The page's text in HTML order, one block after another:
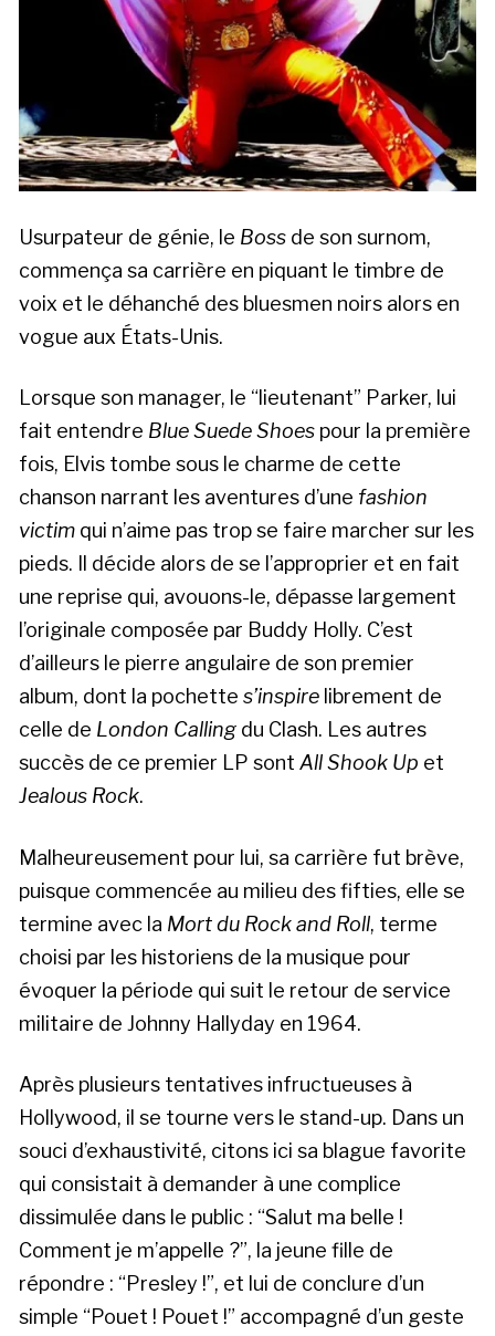
Usurpateur de génie, le Boss de son surnom,
commença sa carrière en piquant le timbre de
voix et le déhanché des bluesmen noirs alors en
vogue aux États-Unis.
Lorsque son manager, le “lieutenant” Parker, lui
fait entendre Blue Suede Shoes pour la première
fois, Elvis tombe sous le charme de cette
chanson narrant les aventures d’une fashion
victim qui n’aime pas trop se faire marcher sur les
pieds. Il décide alors de se l’approprier et en fait
une reprise qui, avouons-le, dépasse largement
l’originale composée par Buddy Holly. C’est
d’ailleurs le pierre angulaire de son premier
album, dont la pochette s’inspire librement de
celle de London Calling du Clash. Les autres
succès de ce premier LP sont All Shook Up et
Jealous Rock.
Malheureusement pour lui, sa carrière fut brève,
puisque commencée au milieu des fifties, elle se
termine avec la Mort du Rock and Roll, terme
choisi par les historiens de la musique pour
évoquer la période qui suit le retour de service
militaire de Johnny Hallyday en 1964.
Après plusieurs tentatives infructueuses à
Hollywood, il se tourne vers le stand-up. Dans un
souci d’exhaustivité, citons ici sa blague favorite
qui consistait à demander à une complice
dissimulée dans le public : “Salut ma belle !
Comment je m’appelle ?”, la jeune fille de
répondre : “Presley !”, et lui de conclure d’un
simple “Pouet ! Pouet !” accompagné d’un geste